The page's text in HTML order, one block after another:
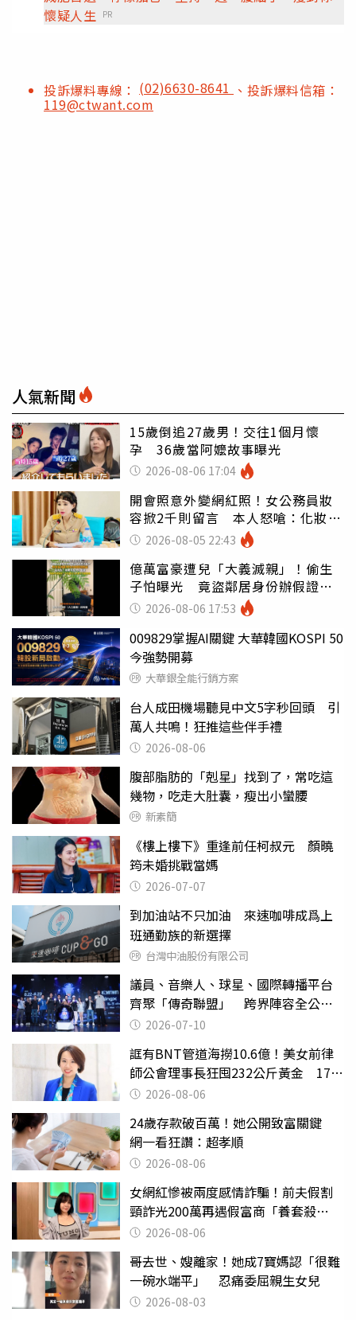
懷疑人生
PR
投訴爆料專線： (02)6630-8641 、投訴爆料信箱：
119@ctwant.com
人氣新聞
15歲倒追27歲男！交往1個月懷
孕 36歲當阿嬤故事曝光
2026-08-06 17:04
開會照意外變網紅照！女公務員妝
容掀2千則留言 本人怒嗆：化妝有
錯嗎2026-08-05 22:43
億萬富豪遭兒「大義滅親」！偷生
子怕曝光 竟盜鄰居身份辦假證落
戶 2026-08-06 17:53
009829掌握AI關鍵 大華韓國KOSPI 50
今強勢開募
大華銀全能行銷方案
台人成田機場聽見中文5字秒回頭 引
萬人共鳴！狂推這些伴手禮
2026-08-06
腹部脂肪的「剋星」找到了，常吃這
幾物，吃走大肚囊，瘦出小蠻腰
新素簡
《樓上樓下》重逢前任柯叔元 顏曉
筠未婚挑戰當媽
2026-07-07
到加油站不只加油 來速咖啡成爲上
班通勤族的新選擇
台灣中油股份有限公司
議員、音樂人、球星、國際轉播平台
齊聚「傳奇聯盟」 跨界陣容全公
開 劍指亞洲新傳奇聯賽
2026-07-10
誆有BNT管道海撈10.6億！美女前律
師公會理事長狂囤232公斤黃金 17人
遭起訴
2026-08-06
24歲存款破百萬！她公開致富關鍵
網一看狂讚：超孝順
2026-08-06
女網紅慘被兩度感情詐騙！前夫假割
頸詐光200萬再遇假富商「養套殺
2000萬」
2026-08-06
哥去世、嫂離家！她成7寶媽認「很難
一碗水端平」 忍痛委屈親生女兒
2026-08-03